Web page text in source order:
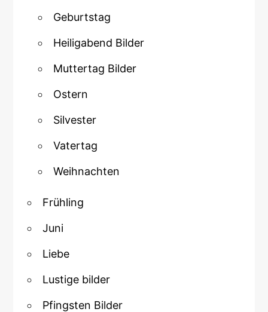
Geburtstag
Heiligabend Bilder
Muttertag Bilder
Ostern
Silvester
Vatertag
Weihnachten
Frühling
Juni
Liebe
Lustige bilder
Pfingsten Bilder